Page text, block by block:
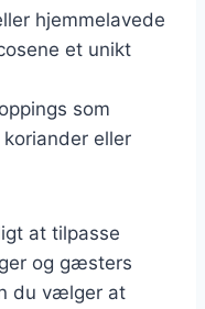
hjemmelavede
et unikt
som
eller
at tilpasse
og gæsters
du vælger at